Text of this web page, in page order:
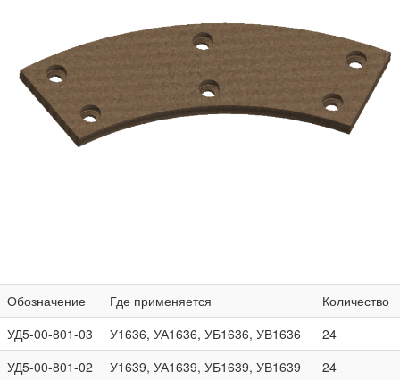
Обозначение Где применяется
Количество
УД5-00-801-03
У1636, УА1636, УБ1636, УВ1636
24
УД5-00-801-02
У1639, УА1639, УБ1639, УВ1639
24